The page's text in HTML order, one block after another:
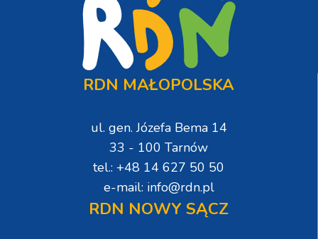
RDN MAŁOPOLSKA
ul. gen. Józefa Bema 14
33 - 100 Tarnów
tel.: +48 14 627 50 50
e-mail: info@rdn.pl
RDN NOWY SĄCZ